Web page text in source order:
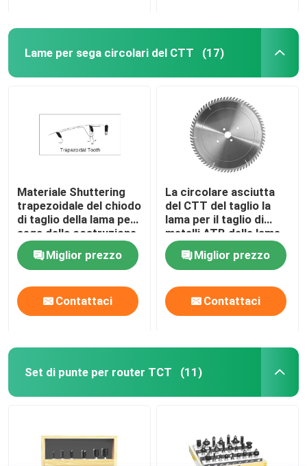
Lame per sega circolari del CTT (17)
Materiale Shuttering
trapezoidale del chiodo
di taglio della lama per
sega della costruzione
del CTT dei denti
Miglior prezzo
Contattaci
La circolare asciutta
del CTT del taglio la
lama per il taglio di
metalli ATB delle lame
per sega 355mm
Miglior prezzo
Contattaci
Set di punte per router TCT (11)